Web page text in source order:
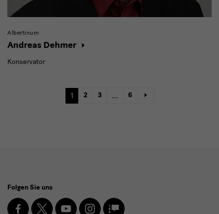
Albertinum
Andreas Dehmer
Konservator
1 2 3 ... 6
Media
und
Folgen Sie uns
Facebook
X YoutubeInstagramSKD